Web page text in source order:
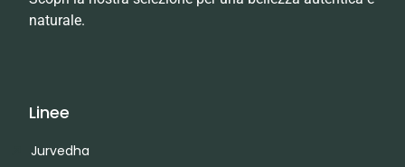
naturale.
Linee
Jurvedha